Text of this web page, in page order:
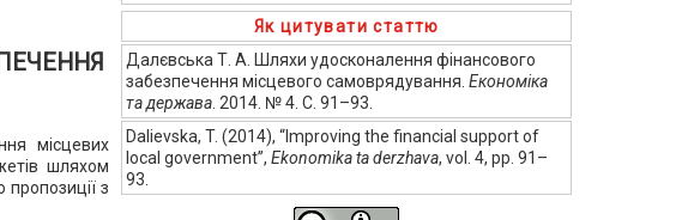
місцевих
шляхом
з
Як цитувати статтю
Далєвська Т. А. Шляхи удосконалення фінансового
забезпечення місцевого самоврядування. Економіка
та держава. 2014. № 4. С. 91–93.
Dalievska, T. (2014), “Improving the financial support of
local government”, Ekonomika ta derzhava, vol. 4, pp. 91–
93.